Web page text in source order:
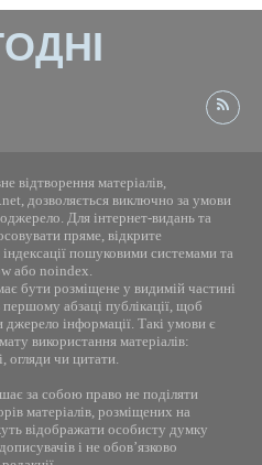
відтворення матеріалів,
дозволяється виключно за умови
Для інтернет-видань та
пряме, відкрите
пошуковими системами та
або noindex.
бути розміщене у видимій частині
абзаці публікації, щоб
джерело інформації. Такі умови є
використання матеріалів:
огляди чи цитати.
за собою право не поділяти
матеріалів, розміщених на
відображати особисту думку
і не обов’язково